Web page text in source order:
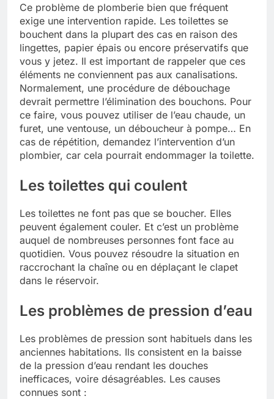
Ce problème de plomberie bien que fréquent
exige une intervention rapide. Les toilettes se
bouchent dans la plupart des cas en raison des
lingettes, papier épais ou encore préservatifs que
vous y jetez. Il est important de rappeler que ces
éléments ne conviennent pas aux canalisations.
Normalement, une procédure de débouchage
devrait permettre l’élimination des bouchons. Pour
ce faire, vous pouvez utiliser de l’eau chaude, un
furet, une ventouse, un déboucheur à pompe… En
cas de répétition, demandez l’intervention d’un
plombier, car cela pourrait endommager la toilette.
Les toilettes qui coulent
Les toilettes ne font pas que se boucher. Elles
peuvent également couler. Et c’est un problème
auquel de nombreuses personnes font face au
quotidien. Vous pouvez résoudre la situation en
raccrochant la chaîne ou en déplaçant le clapet
dans le réservoir.
Les problèmes de pression d’eau
Les problèmes de pression sont habituels dans les
anciennes habitations. Ils consistent en la baisse
de la pression d’eau rendant les douches
inefficaces, voire désagréables. Les causes
connues sont :